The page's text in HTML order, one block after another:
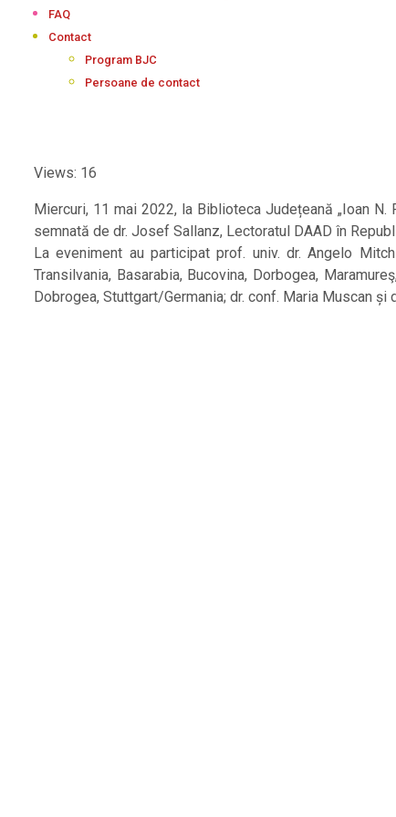
FAQ
Contact
Program BJC
Persoane de contact
Views: 16
Miercuri, 11 mai 2022, la Biblioteca Județeană „Ioan
semnată de dr. Josef Sallanz, Lectoratul DAAD în
La eveniment au participat prof. univ. dr. Angelo
Transilvania, Basarabia, Bucovina, Dorbogea,
Dobrogea, Stuttgart/Germania; dr. conf. Maria Muscan și